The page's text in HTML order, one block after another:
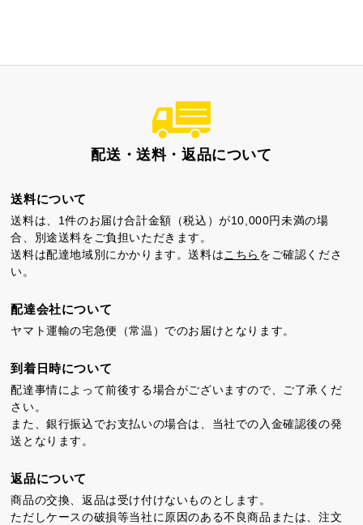
静岡茶カステラ カステラ詰合せ
カステラ巻・三笠山
カステラ巻・三笠山
配送・送料・返品について
送料について
送料は、1件のお届け合計金額（税込）が10,000円未満の場
合、別途送料をご負担いただきます。
送料は配達地域別にかかります。送料はこちら をご確認くださ
い。
配達会社について
ヤマト運輸の宅急便（常温）でのお届けとなります。
到着日時について
配達事情によって前後する場合がございますので、ご了承くだ
さい。
また、銀行振込でお支払いの場合は、当社での入金確認後の発
送となります。
返品について
商品の交換、返品は受け付けないものとします。
ただしケースの破損等当社に原因のある不良商品または、注文